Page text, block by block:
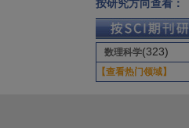
按研究方向查看：
数理科学(323)
【查看热门领域】